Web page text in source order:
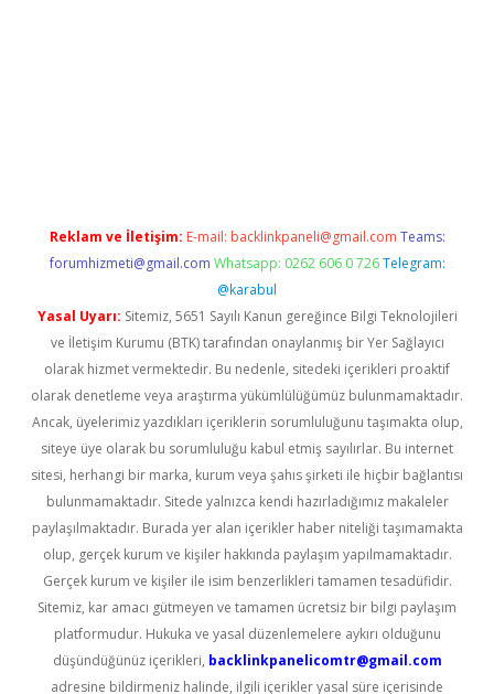
Reklam ve İletişim: E-mail: backlinkpaneli@gmail.com Teams:
forumhizmeti@gmail.com Whatsapp: 0262 606 0 726 Telegram:
@karabul
Yasal Uyarı: Sitemiz, 5651 Sayılı Kanun gereğince Bilgi Teknolojileri
ve İletişim Kurumu (BTK) tarafından onaylanmış bir Yer Sağlayıcı
olarak hizmet vermektedir. Bu nedenle, sitedeki içerikleri proaktif
olarak denetleme veya araştırma yükümlülüğümüz bulunmamaktadır.
Ancak, üyelerimiz yazdıkları içeriklerin sorumluluğunu taşımakta olup,
siteye üye olarak bu sorumluluğu kabul etmiş sayılırlar. Bu internet
sitesi, herhangi bir marka, kurum veya şahıs şirketi ile hiçbir bağlantısı
bulunmamaktadır. Sitede yalnızca kendi hazırladığımız makaleler
paylaşılmaktadır. Burada yer alan içerikler haber niteliği taşımamakta
olup, gerçek kurum ve kişiler hakkında paylaşım yapılmamaktadır.
Gerçek kurum ve kişiler ile isim benzerlikleri tamamen tesadüfidir.
Sitemiz, kar amacı gütmeyen ve tamamen ücretsiz bir bilgi paylaşım
platformudur. Hukuka ve yasal düzenlemelere aykırı olduğunu
düşündüğünüz içerikleri, backlinkpanelicomtr@gmail.com
adresine bildirmeniz halinde, ilgili içerikler yasal süre içerisinde